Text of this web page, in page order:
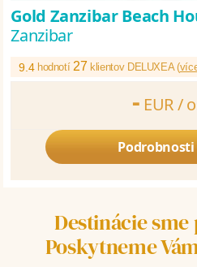
Gold Zanzibar Beach
Zanzibar
9.4 hodnotí27 klientov DELUXEA (
- EUR /
Podrobnosti
Počítáme cenu Vašeho
Destinácie
Poskytneme